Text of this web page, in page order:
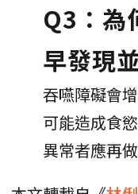
Q3：為
早發現
吞嚥障礙會
可能造成食
異常者應再